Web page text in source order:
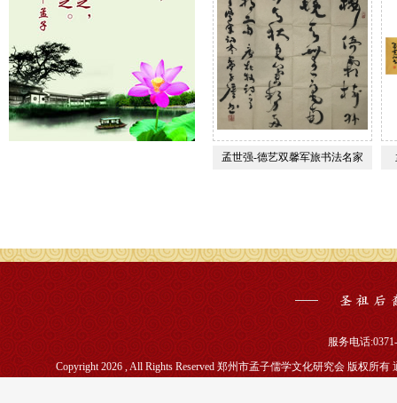
孟世强-德艺双馨军旅书法名家
服务电话
Copyright 2026 , All Rights Reserved 郑州市孟子儒学文化研究会 版权所